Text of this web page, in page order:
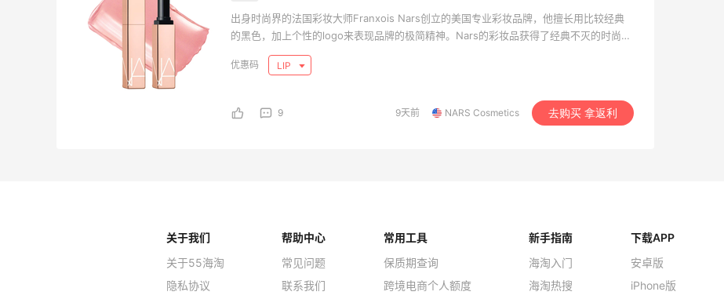
出身时尚界的法国彩妆大师Franxois Nars创立的美国专业彩妆品牌，他擅长用比较经典
的黑色，加上个性的logo来表现品牌的极简精神。Nars的彩妆品获得了经典不灭的时尚地
位，NARS的保养品也具有独到之处。NARS 护肤系列产品运用资生堂 (Shiseido) 实验室
技术，创造出一系列女性专属的纯植物精华保养产品。
LIP
9 9天前 NARS Cosmetics 去购买 拿返利
关于我们
关于55海淘
隐私协议
帮助中心
常见问题
联系我们
常用工具
保质期查询
跨境电商个人额度
新手指南
海淘入门
海淘热搜
下载APP
安卓版
iPhone版